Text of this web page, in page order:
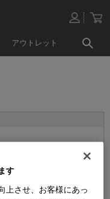
アウトレット
す
上させ、お客様にあっ